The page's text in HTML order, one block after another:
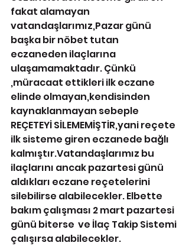
fakat alamayan
vatandaşlarımız,Pazar günü
başka bir nöbet tutan
eczaneden ilaçlarına
ulaşamamaktadır. Çünkü
,müracaat ettikleri ilk eczane
elinde olmayan,kendisinden
kaynaklanmayan sebeple
REÇETEYİ SİLEMEMİŞTİR,yani reçete
ilk sisteme giren eczanede bağlı
kalmıştır.Vatandaşlarımız bu
ilaçlarını ancak pazartesi günü
aldıkları eczane reçetelerini
silebilirse alabilecekler. Elbette
bakım çalışması 2 mart pazartesi
günü biterse  ve İlaç Takip Sistemi
çalışırsa alabilecekler.